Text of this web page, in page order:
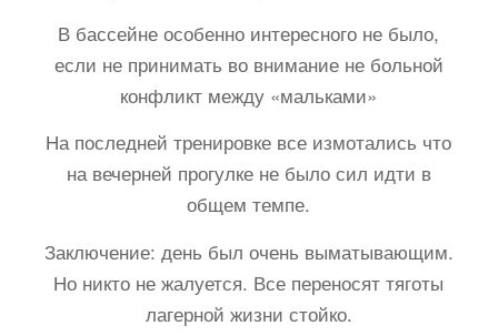
В бассейне особенно интересного не было,
если не принимать во внимание не больной
конфликт между «мальками»
На последней тренировке все измотались что
на вечерней прогулке не было сил идти в
общем темпе.
Заключение: день был очень выматывающим.
Но никто не жалуется. Все переносят тяготы
лагерной жизни стойко.